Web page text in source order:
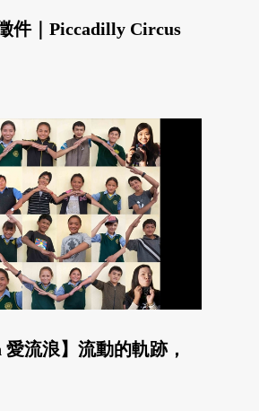
件｜Piccadilly Circus
愛流浪】流動的軌跡，